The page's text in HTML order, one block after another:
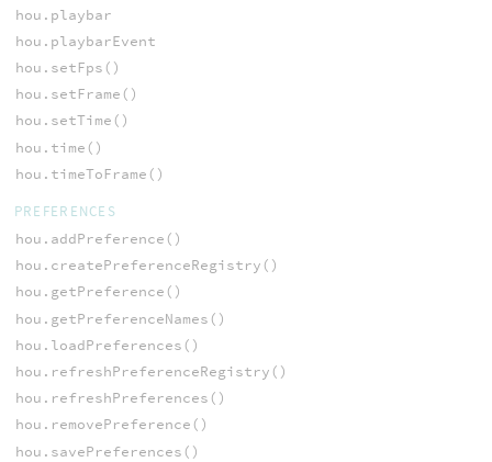
hou.playbar
hou.playbarEvent
hou.setFps()
hou.setFrame()
hou.setTime()
hou.time()
hou.timeToFrame()
PREFERENCES
hou.addPreference()
hou.createPreferenceRegistry()
hou.getPreference()
hou.getPreferenceNames()
hou.loadPreferences()
hou.refreshPreferenceRegistry()
hou.refreshPreferences()
hou.removePreference()
hou.savePreferences()